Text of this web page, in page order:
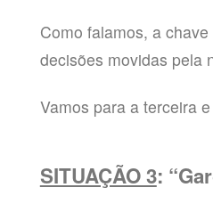
Como falamos, a
decisões movidas pela
Vamos para a terceira
SITUAÇÃO 3: